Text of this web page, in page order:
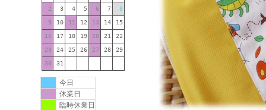
2 3 4 5 6 7 8
9 10 11 12 13 14 15
16 17 18 19 20 21 22
23 24 25 26 27 28 29
30 31
今日
休業日
臨時休業日